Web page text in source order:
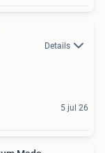
Details
5 jul 26